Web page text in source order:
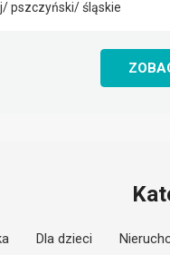
pszczyński/ śląskie
Dla dzieci